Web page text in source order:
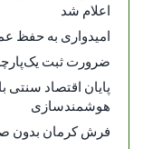
اعلام شد
امیدواری به حفظ
ضرورت ثبت
پایان اقتصاد سنتی
هوشمندسازی
فرش کرمان بدون